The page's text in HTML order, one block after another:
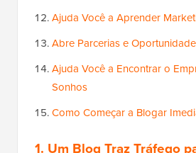
Ajuda Você a Aprender
Abre Parcerias e
Ajuda Você a Encontrar o
Sonhos
Como Começar a Blogar
1. Um Blog Traz Tráfego